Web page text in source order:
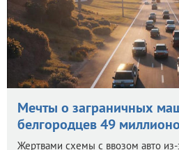
Мечты о заграничных
белгородцев 49
Жертвами схемы с ввозом авто из-